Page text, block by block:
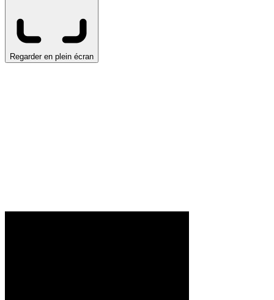
Regarder en plein écran